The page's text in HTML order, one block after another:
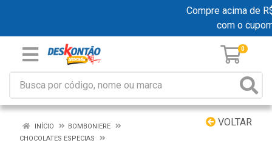
Compre acima de
com o
0
VOLTAR
INÍCIO
BOMBONIERE
CHOCOLATES ESPECIAS